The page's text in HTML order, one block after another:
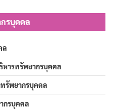
รบุคคล
ล
หารทรัพยากรบุคคล
รัพยากรบุคคล
กรบุคคล